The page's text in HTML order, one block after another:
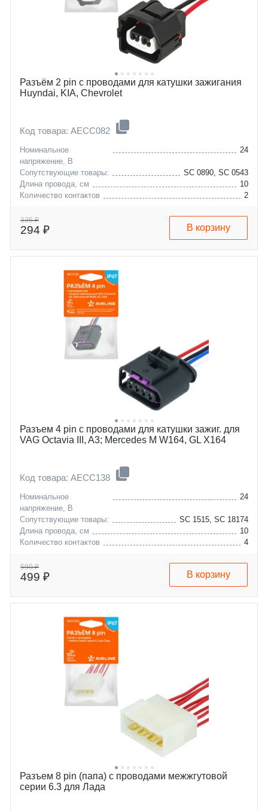
Разъём 2 pin с проводами для катушки зажигания
Huyndai, KIA, Chevrolet
Код товара: AECC082
Номинальное
напряжение, В
24
Сопутствующие товары:
SC 0890, SC 0543
Длина провода, см
10
Количество контактов
2
daewoo
nubira
hyundai
nexia
accent
335 ₽
294 ₽ В корзину
Разъем 4 pin с проводами для катушки зажиг. для
VAG Octavia III, A3; Mercedes M W164, GL X164
Код товара: AECC138
Номинальное
напряжение, В
24
Сопутствующие товары:
SC 1515, SC 18174
Длина провода, см
10
Количество контактов
4
mercedes-benz
a3
seat
a6
vw
q3
590 ₽
499 ₽ В корзину
Разъем 8 pin (папа) с проводами межжгутовой
серии 6.3 для Лада